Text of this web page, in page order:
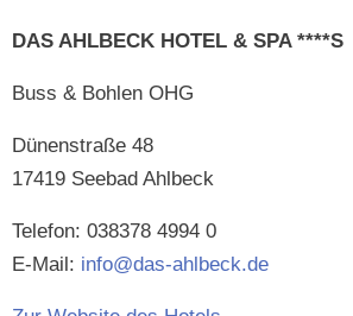
DAS AHLBECK HOTEL & SPA ****S
Buss & Bohlen OHG
Dünen­straße 48
17419 See­bad Ahlbeck
Tele­fon: 038378 4994 0
E‑Mail: info@das-ahlbeck.de